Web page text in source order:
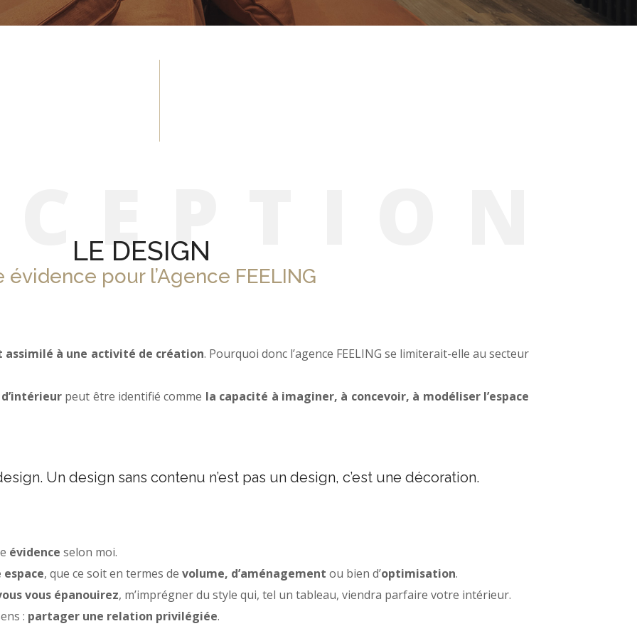
CEP
LE DESIGN
évidence pour l’Agence FEELING
assimilé à une activité de création. Pourquoi donc l’agence FEELING se limiterait-elle au secteur
peut être identifié comme la capacité à imaginer, à concevoir, à modéliser l’espace
Un design sans contenu n’est pas un design, c’est une décoration.
évidence selon moi.
, que ce soit en termes de volume, d’aménagement ou bien d’optimisation.
vous épanouirez, m’imprégner du style qui, tel un tableau, viendra parfaire votre intérieur.
: partager une relation privilégiée.